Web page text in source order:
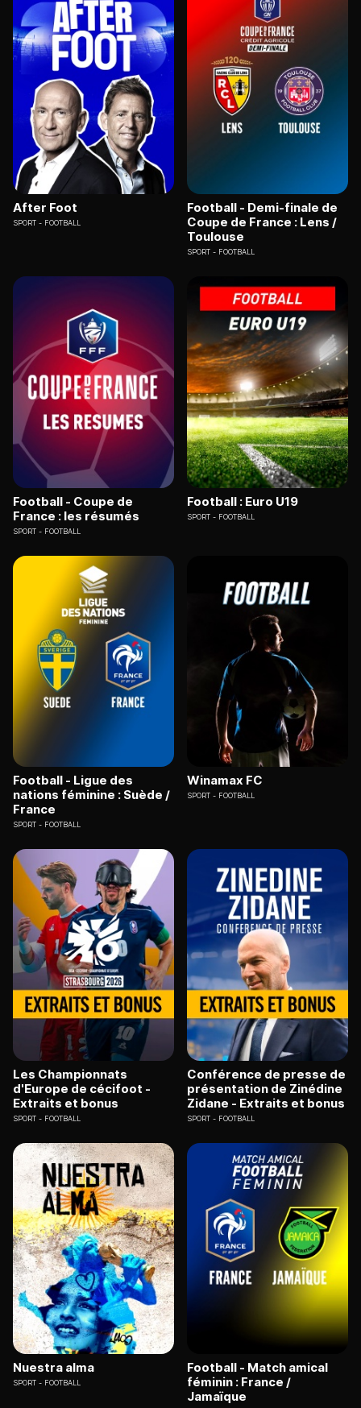
After Foot
SPORT FOOTBALL
Football - Demi-finale de
Coupe de France : Lens /
Toulouse
SPORT FOOTBALL
Football - Coupe de
France : les résumés
SPORT FOOTBALL
Football : Euro U19
SPORT FOOTBALL
Football - Ligue des
nations féminine : Suède /
France
SPORT FOOTBALL
Winamax FC
SPORT FOOTBALL
Les Championnats
d'Europe de cécifoot -
Extraits et bonus
SPORT FOOTBALL
Conférence de presse de
présentation de Zinédine
Zidane - Extraits et bonus
SPORT FOOTBALL
Nuestra alma
SPORT FOOTBALL
Football - Match amical
féminin : France /
Jamaïque